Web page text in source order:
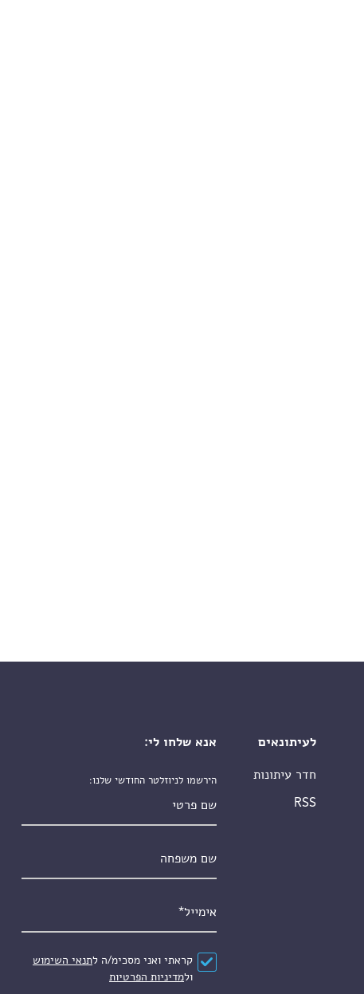
לעיתונאים
חדר עיתונות
RSS
אנא שלחו לי:
הירשמו לניוזלטר החודשי שלנו:
הסכם*
קראתי ואני מסכימ/ה לתנאי השימוש
ולמדיניות הפרטיות